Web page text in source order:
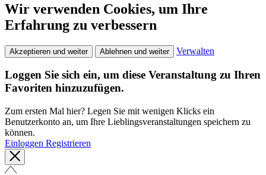
Wir verwenden Cookies, um Ihre
Erfahrung zu verbessern
Akzeptieren und weiter Ablehnen und weiter Verwalten
Loggen Sie sich ein, um diese Veranstaltung zu Ihren
Favoriten hinzuzufügen.
Zum ersten Mal hier? Legen Sie mit wenigen Klicks ein
Benutzerkonto an, um Ihre Lieblingsveranstaltungen speichern zu
können.
Einloggen Registrieren